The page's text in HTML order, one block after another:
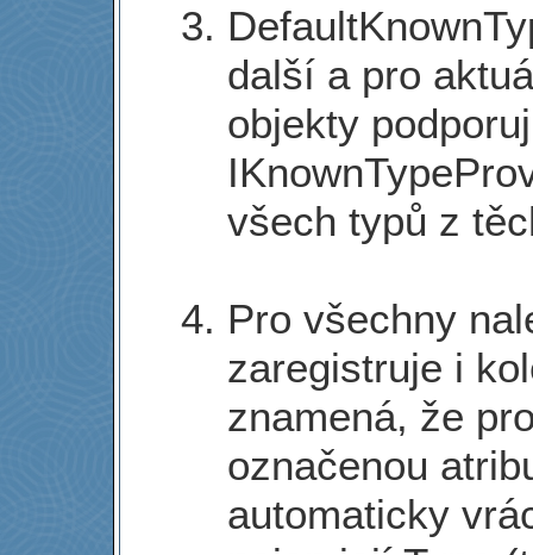
další a pro
objekty
všech typů z
Pro všechny
zaregistruje i
znamená, že
označenou
automaticky